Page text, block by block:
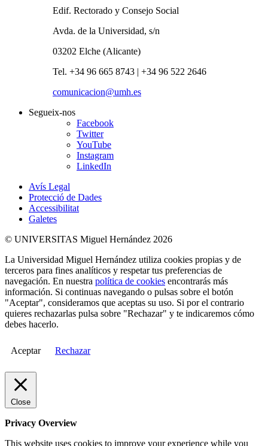
Edif. Rectorado y Consejo Social
Avda. de la Universidad, s/n
03202 Elche (Alicante)
Tel. +34 96 665 8743 | +34 96 522 2646
comunicacion@umh.es
Segueix-nos
Facebook
Twitter
YouTube
Instagram
LinkedIn
Avís Legal
Protecció de Dades
Accessibilitat
Galetes
© UNIVERSITAS Miguel Hernández 2026
La Universidad Miguel Hernández utiliza cookies propias y de
terceros para fines analíticos y respetar tus preferencias de
navegación. En nuestra política de cookies encontrarás más
información. Si continuas navegando o pulsas sobre el botón
"Aceptar", consideramos que aceptas su uso. Si por el contrario
quieres rechazarlas pulsa sobre "Rechazar" y te indicaremos cómo
debes hacerlo.
Aceptar Rechazar
Close
Privacy Overview
This website uses cookies to improve your experience while you